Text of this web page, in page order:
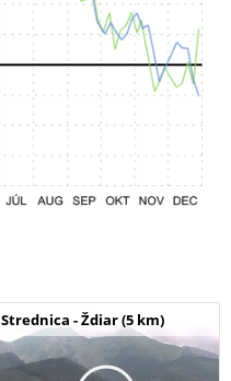
Strednica - Ždiar (5 km)